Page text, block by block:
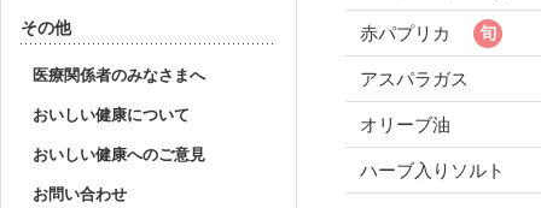
その他
医療関係者のみなさまへ
おいしい健康について
おいしい健康へのご意見
お問い合わせ
赤パプリカ
アスパラガス
オリーブ油
ハーブ入りソルト